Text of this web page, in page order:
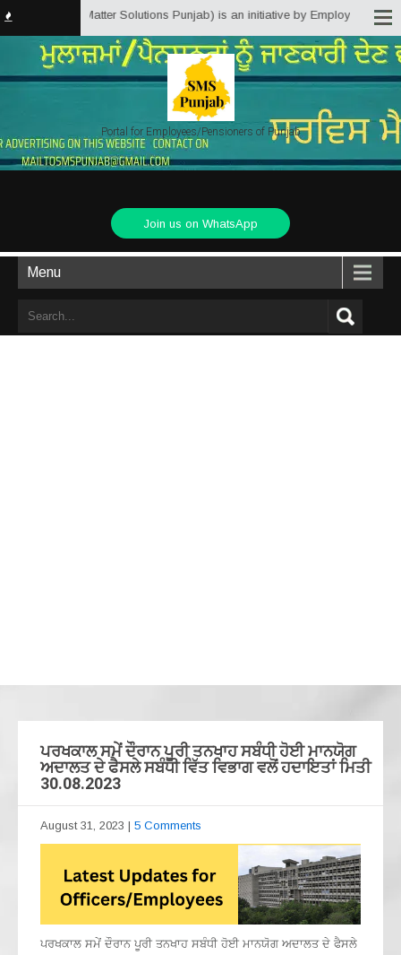
(Service Matter Solutions Punjab) is an initiative by Employees/
Portal for Employees/Pensioners of Punjab
Join us on WhatsApp
Menu
ਪਰਖਕਾਲ ਸਮੇਂ ਦੌਰਾਨ ਪੂਰੀ ਤਨਖਾਹ ਸਬੰਧੀ ਹੋਈ ਮਾਨਯੋਗ
ਅਦਾਲਤ ਦੇ ਫੈਸਲੇ ਸਬੰਧੀ ਵਿੱਤ ਵਿਭਾਗ ਵਲੋਂ ਹਦਾਇਤਾਂ ਮਿਤੀ
30.08.2023
August 31, 2023 | 5 Comments
ਪਰਖਕਾਲ ਸਮੇਂ ਦੌਰਾਨ ਪੂਰੀ ਤਨਖਾਹ ਸਬੰਧੀ ਹੋਈ ਮਾਨਯੋਗ ਅਦਾਲਤ ਦੇ ਫੈਸਲੇ